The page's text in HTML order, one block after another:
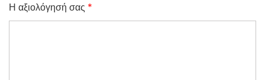
Η αξιολόγησή σας *